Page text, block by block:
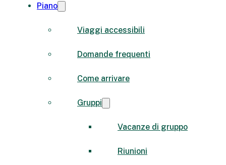
Piano
Viaggi accessibili
Domande frequenti
Come arrivare
Gruppi
Vacanze di gruppo
Riunioni